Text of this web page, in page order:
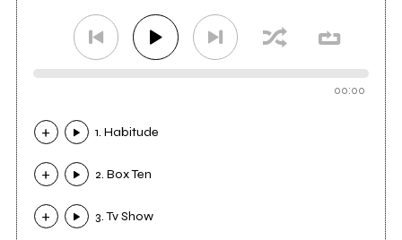
00:00
1. Habitude
2. Box Ten
3. Tv Show